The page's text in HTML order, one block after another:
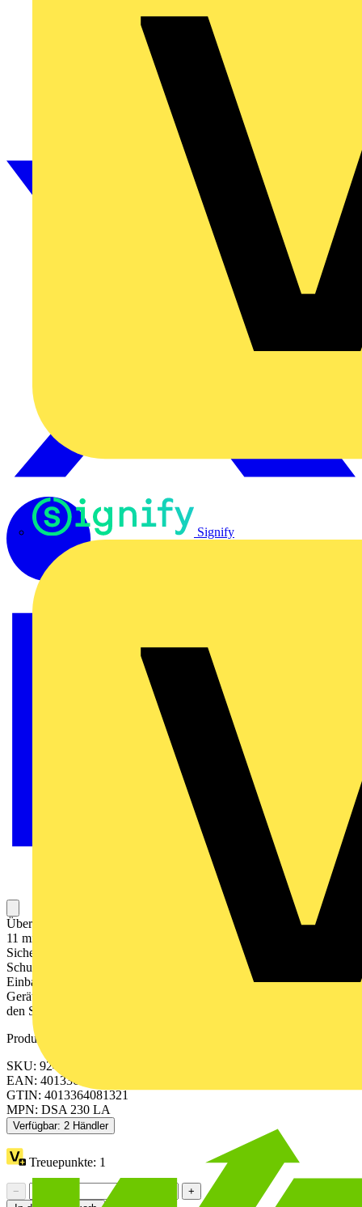
Signify
Überspannungsableiter DEHNsafe 230 LA, Typ 3 nach EN 61643-
11 mit Überwachungseinrichtung und Abtrennvorrichtung. Erhöhte
Sicherheit durch verwechslungssichere Y-Schutzbeschaltung. Zum
Schutz von elektronischen Geräten vor Überspannungen. Zum
Einbau in Elektroinstallationssysteme, wie z. B. Kabelkanäle und
Geräteeinbaudosen. Zum Einsatz im Blitz-Schutzzonen-Konzept an
den Schnittstellen 1 – 2 und höher.
Produktkennzeichen
SKU: 924370
EAN: 4013364081321
GTIN: 4013364081321
MPN: DSA 230 LA
Verfügbar: 2 Händler
Treuepunkte: 1
−
+